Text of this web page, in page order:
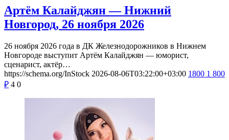
Артём Калайджян — Нижний
Новгород, 26 ноября 2026
26 ноября 2026 года в ДК Железнодорожников в Нижнем
Новгороде выступит Артём Калайджян — юморист,
сценарист, актёр…
https://schema.org/InStock 2026-08-06T03:22:00+03:00 1800 1 800
₽ 4 0